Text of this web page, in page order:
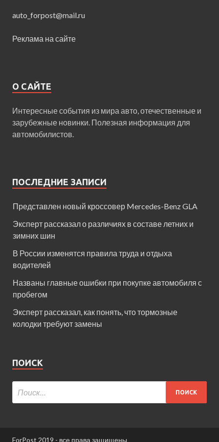
auto_forpost@mail.ru
Реклама на сайте
О САЙТЕ
Интересные события из мира авто, отечественные и
зарубежные новинки. Полезная информация для
автомобилистов.
ПОСЛЕДНИЕ ЗАПИСИ
Представлен новый кроссовер Mercedes-Benz GLA
Эксперт рассказал о различиях в составе летних и
зимних шин
В России изменятся правила труда и отдыха
водителей
Названы главные ошибки при покупке автомобиля с
пробегом
Эксперт рассказал, как понять, что тормозные
колодки требуют замены
ПОИСК
ForPost 2019 - все права защищены